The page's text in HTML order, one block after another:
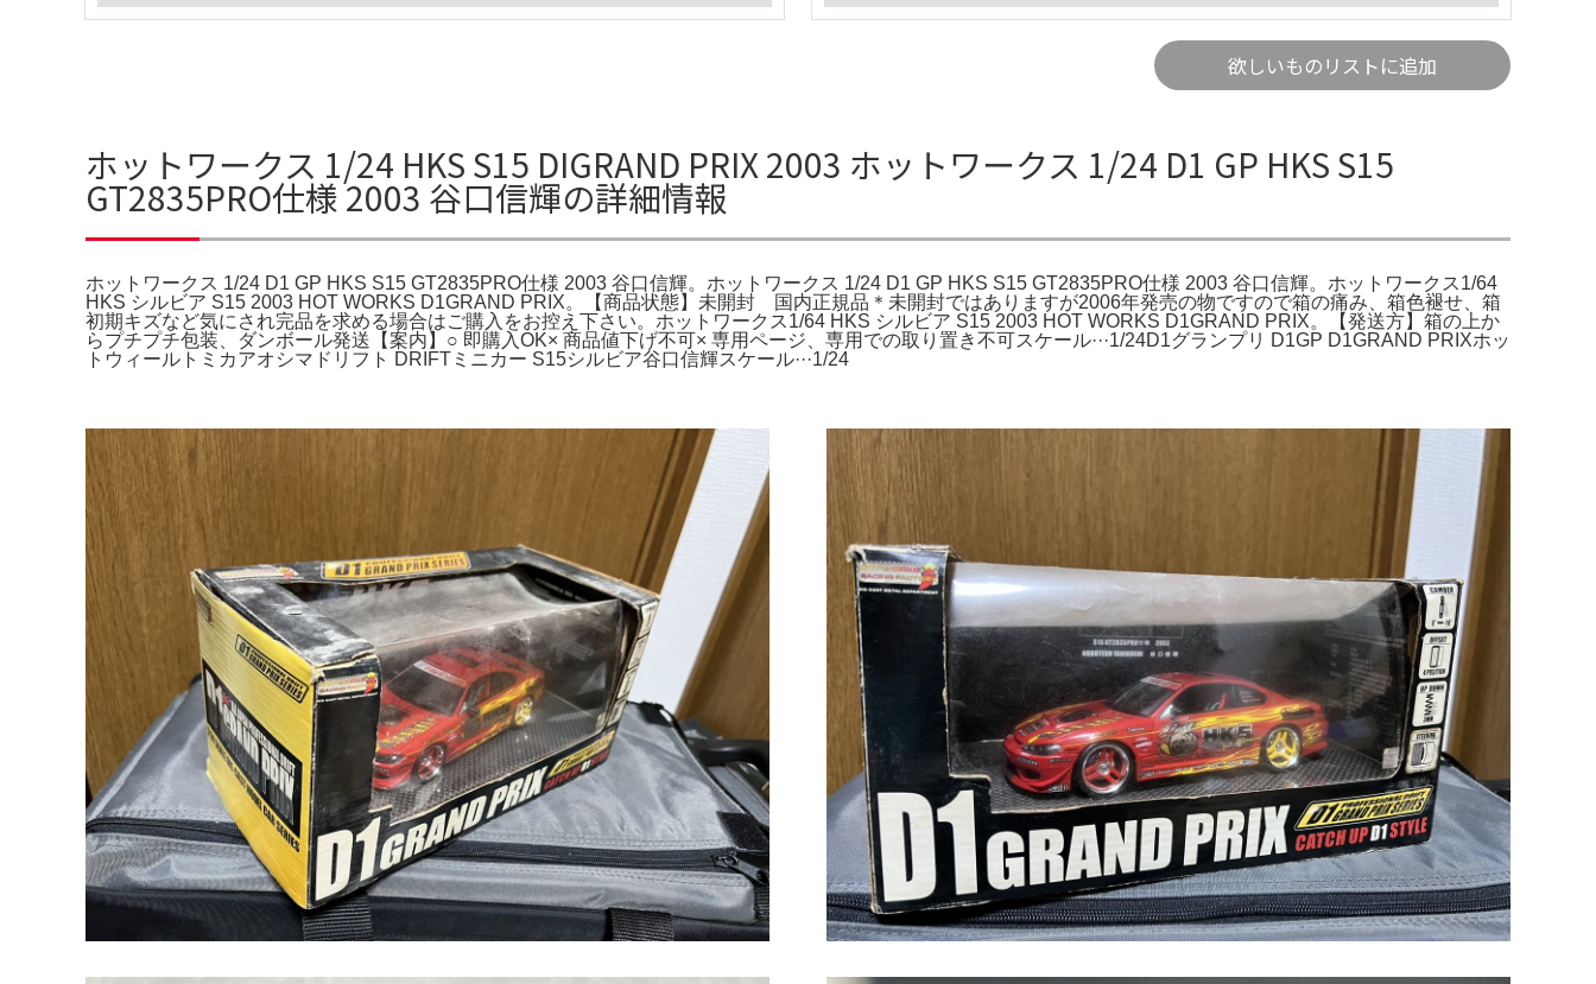
欲しいものリストに追加
ホットワークス 1/24 HKS S15 DIGRAND PRIX 2003 ホットワークス 1/24 D1 GP HKS S15
GT2835PRO仕様 2003 谷口信輝の詳細情報
ホットワークス 1/24 D1 GP HKS S15 GT2835PRO仕様 2003 谷口信輝。ホットワークス 1/24 D1 GP HKS S15 GT2835PRO仕様 2003 谷口信輝。ホットワークス1/64
HKS シルビア S15 2003 HOT WORKS D1GRAND PRIX。【商品状態】未開封 国内正規品＊未開封ではありますが2006年発売の物ですので箱の痛み、箱色褪せ、箱
初期キズなど気にされ完品を求める場合はご購入をお控え下さい。ホットワークス1/64 HKS シルビア S15 2003 HOT WORKS D1GRAND PRIX。【発送方】箱の上か
らプチプチ包装、ダンボール発送【案内】○ 即購入OK× 商品値下げ不可× 専用ページ、専用での取り置き不可スケール···1/24D1グランプリ D1GP D1GRAND PRIXホッ
トウィールトミカアオシマドリフト DRIFTミニカー S15シルビア谷口信輝スケール···1/24